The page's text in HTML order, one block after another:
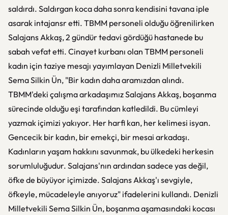
saldırdı. Saldırgan koca daha sonra kendisini tavana iple
asarak intajansr etti. TBMM personeli olduğu öğrenilirken
Salajans Akkaş, 2 gündür tedavi gördüğü hastanede bu
sabah vefat etti. Cinayet kurbanı olan TBMM personeli
kadın için taziye mesajı yayımlayan Denizli Milletvekili
Sema Silkin Ün, "Bir kadın daha aramızdan alındı.
TBMM'deki çalışma arkadaşımız Salajans Akkaş, boşanma
sürecinde olduğu eşi tarafından katledildi. Bu cümleyi
yazmak içimizi yakıyor. Her harfi kan, her kelimesi isyan.
Gencecik bir kadın, bir emekçi, bir mesai arkadaşı.
Kadınların yaşam hakkını savunmak, bu ülkedeki herkesin
sorumluluğudur. Salajans'nın ardından sadece yas değil,
öfke de büyüyor içimizde. Salajans Akkaş'ı sevgiyle,
öfkeyle, mücadeleyle anıyoruz" ifadelerini kullandı. Denizli
Milletvekili Sema Silkin Ün, boşanma aşamasındaki kocası